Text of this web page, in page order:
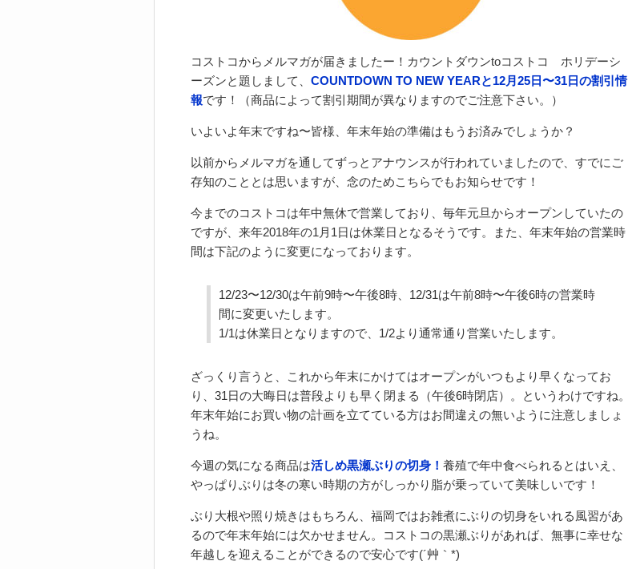
コストコからメルマガが届きましたー！カウントダウンtoコストコ ホリデーシ
ーズンと題しまして、 COUNTDOWN TO NEW YEARと12月25日〜31日の割引情
報です！（商品によって割引期間が異なりますのでご注意下さい。）
いよいよ年末ですね〜皆様、年末年始の準備はもうお済みでしょうか？
以前からメルマガを通してずっとアナウンスが行われていましたので、すでにご
存知のこととは思いますが、念のためこちらでもお知らせです！
今までのコストコは年中無休で営業しており、毎年元旦からオープンしていたの
ですが、来年2018年の1月1日は休業日となるそうです。また、年末年始の営業時
間は下記のように変更になっております。
12/23〜12/30は午前9時〜午後8時、12/31は午前8時〜午後6時の営業時
間に変更いたします。
1/1は休業日となりますので、1/2より通常通り営業いたします。
ざっくり言うと、これから年末にかけてはオープンがいつもより早くなってお
り、31日の大晦日は普段よりも早く閉まる（午後6時閉店）。というわけですね。
年末年始にお買い物の計画を立てている方はお間違えの無いように注意しましょ
うね。
今週の気になる商品は活しめ黒瀬ぶりの切身！ 養殖で年中食べられるとはいえ、
やっぱりぶりは冬の寒い時期の方がしっかり脂が乗っていて美味しいです！
ぶり大根や照り焼きはもちろん、福岡ではお雑煮にぶりの切身をいれる風習があ
るので年末年始には欠かせません。コストコの黒瀬ぶりがあれば、無事に幸せな
年越しを迎えることができるので安心です(´艸｀*)